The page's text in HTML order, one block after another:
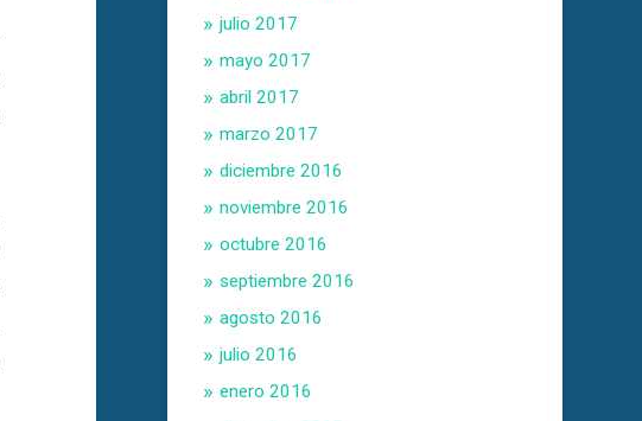
julio 2017
mayo 2017
abril 2017
marzo 2017
diciembre 2016
noviembre 2016
octubre 2016
septiembre 2016
agosto 2016
julio 2016
enero 2016